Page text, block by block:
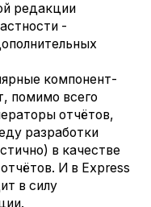
редакции
-
компонент-
помимо всего
отчётов,
разработки
в качестве
И в Express
в силу